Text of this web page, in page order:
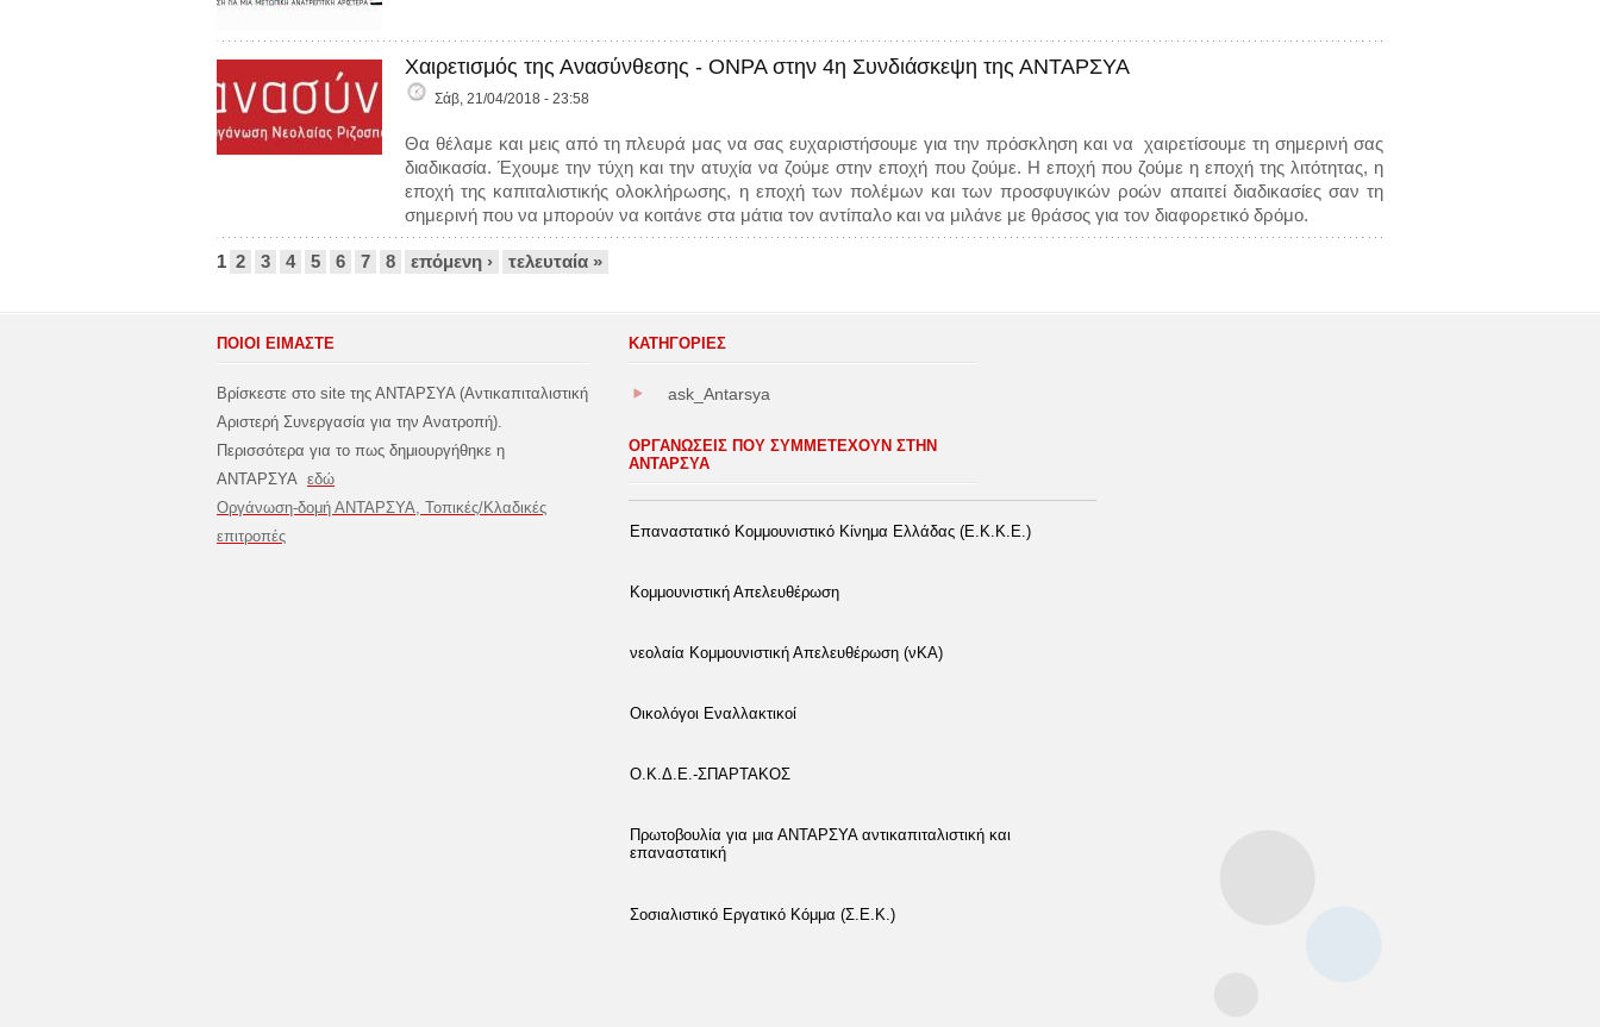
Χαιρετισμός της Ανασύνθεσης - ΟΝΡΑ στην 4η Συνδιάσκεψη της ΑΝΤΑΡΣΥΑ
Σάβ, 21/04/2018 - 23:58
Θα θέλαμε και μεις από τη πλευρά μας να σας ευχαριστήσουμε για την πρόσκληση και να χαιρετίσουμε τη σημερινή σας
διαδικασία. Έχουμε την τύχη και την ατυχία να ζούμε στην εποχή που ζούμε. Η εποχή που ζούμε η εποχή της λιτότητας, η
εποχή της καπιταλιστικής ολοκλήρωσης, η εποχή των πολέμων και των προσφυγικών ροών απαιτεί διαδικασίες σαν τη
σημερινή που να μπορούν να κοιτάνε στα μάτια τον αντίπαλο και να μιλάνε με θράσος για τον διαφορετικό δρόμο.
Σελίδες
1 2 3 4 5 6 7 8 επόμενη › τελευταία »
ΠΟΙΟΙ ΕΙΜΑΣΤΕ
Βρίσκεστε στο site της ΑΝΤΑΡΣΥΑ (Αντικαπιταλιστική
Αριστερή Συνεργασία για την Ανατροπή).
Περισσότερα για το πως δημιουργήθηκε η
ΑΝΤΑΡΣΥΑ εδώ
Οργάνωση-δομή ΑΝΤΑΡΣΥΑ, Τοπικές/Κλαδικές
επιτροπές
ΚΑΤΗΓΟΡΊΕΣ
ask_Antarsya
ΟΡΓΑΝΩΣΕΙΣ ΠΟΥ ΣΥΜΜΕΤΕΧΟΥΝ ΣΤΗΝ
ΑΝΤΑΡΣΥΑ
Επαναστατικό Κομμουνιστικό Κίνημα Ελλάδας (Ε.Κ.Κ.Ε.)
Κομμουνιστική Απελευθέρωση
νεολαία Κομμουνιστική Απελευθέρωση (νΚΑ)
Οικολόγοι Εναλλακτικοί
Ο.Κ.Δ.Ε.-ΣΠΑΡΤΑΚΟΣ
Πρωτοβουλία για μια ΑΝΤΑΡΣΥΑ αντικαπιταλιστική και
επαναστατική
Σοσιαλιστικό Εργατικό Κόμμα (Σ.Ε.Κ.)